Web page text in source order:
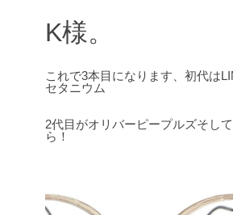
K様。
これで3本目になります、初代は
セタニウム
2代目がオリバーピープルズそし
ら！